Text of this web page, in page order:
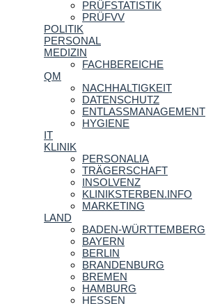
PRÜFSTATISTIK
PRÜFVV
POLITIK
PERSONAL
MEDIZIN
FACHBEREICHE
QM
NACHHALTIGKEIT
DATENSCHUTZ
ENTLASSMANAGEMENT
HYGIENE
IT
KLINIK
PERSONALIA
TRÄGERSCHAFT
INSOLVENZ
KLINIKSTERBEN.INFO
MARKETING
LAND
BADEN-WÜRTTEMBERG
BAYERN
BERLIN
BRANDENBURG
BREMEN
HAMBURG
HESSEN